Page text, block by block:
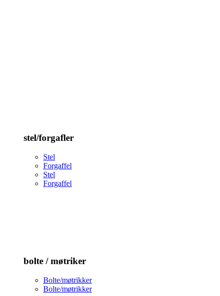
stel/forgafler
Stel
Forgaffel
Stel
Forgaffel
bolte / møtriker
Bolte/møtrikker
Bolte/møtrikker